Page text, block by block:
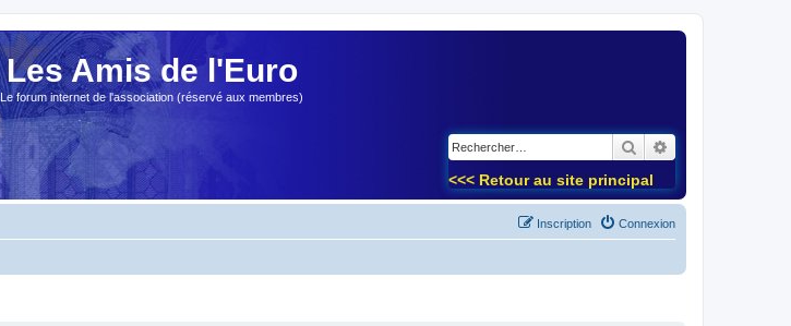
Les Amis de l'Euro
Le forum internet de l'association (réservé aux membres)
Rechercher
<<< Retour au site principal
Connexion
Inscription